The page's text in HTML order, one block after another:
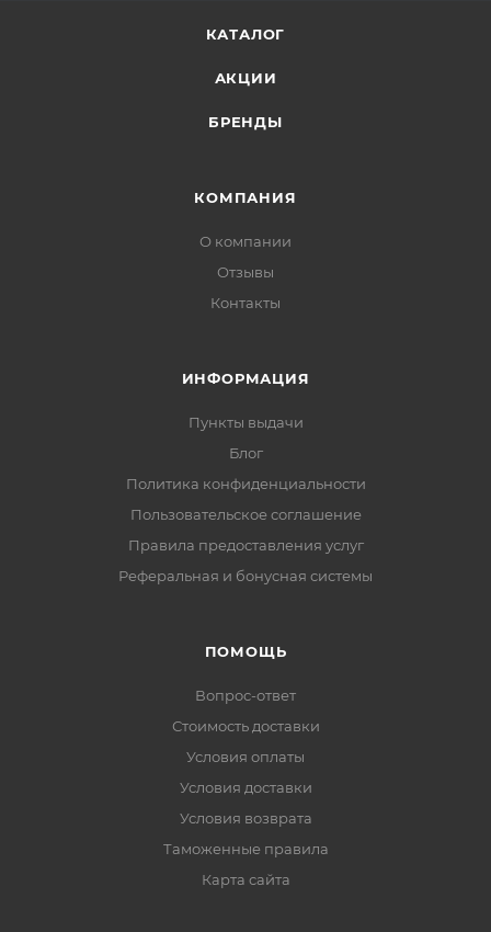
КАТАЛОГ
АКЦИИ
БРЕНДЫ
КОМПАНИЯ
О компании
Отзывы
Контакты
ИНФОРМАЦИЯ
Пункты выдачи
Блог
Политика конфиденциальности
Пользовательское соглашение
Правила предоставления услуг
Реферальная и бонусная системы
ПОМОЩЬ
Вопрос-ответ
Стоимость доставки
Условия оплаты
Условия доставки
Условия возврата
Таможенные правила
Карта сайта